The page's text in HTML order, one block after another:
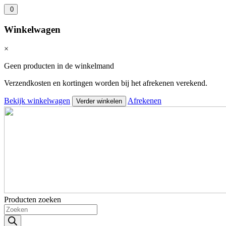
0
Winkelwagen
×
Geen producten in de winkelmand
Verzendkosten en kortingen worden bij het afrekenen verekend.
Bekijk winkelwagen Verder winkelen Afrekenen
Producten zoeken